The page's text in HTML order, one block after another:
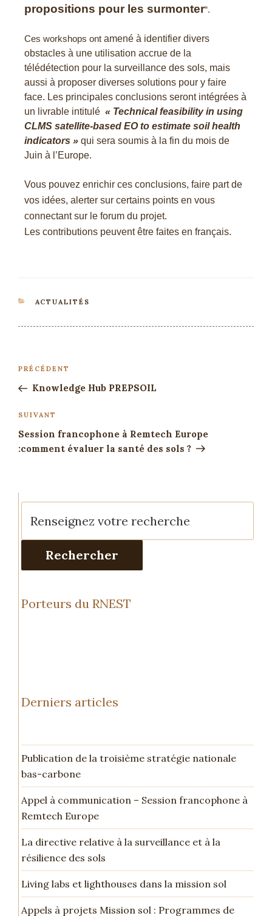
propositions pour les surmonter“.
Ces workshops ont amené à identifier divers
obstacles à une utilisation accrue de la
télédétection pour la surveillance des sols, mais
aussi à proposer diverses solutions pour y faire
face. Les principales conclusions seront intégrées à
un livrable intitulé « Technical feasibility in using
CLMS satellite-based EO to estimate soil health
indicators » qui sera soumis à la fin du mois de
Juin à l’Europe.
Vous pouvez enrichir ces conclusions, faire part de
vos idées, alerter sur certains points en vous
connectant sur le forum du projet.
Les contributions peuvent être faites en français.
ACTUALITÉS
PRÉCÉDENT
Knowledge Hub PREPSOIL
SUIVANT
Session francophone à Remtech Europe
:comment évaluer la santé des sols ?
Rechercher
Porteurs du RNEST
Derniers articles
Publication de la troisième stratégie nationale
bas-carbone
Appel à communication – Session francophone à
Remtech Europe
La directive relative à la surveillance et à la
résilience des sols
Living labs et lighthouses dans la mission sol
Appels à projets Mission sol : Programmes de